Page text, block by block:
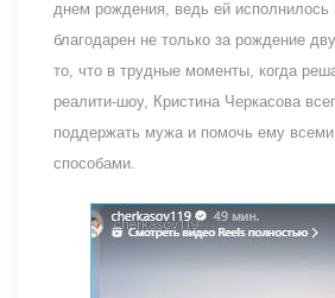
днем рождения, ведь ей исполнилось
благодарен не только за рождение
то, что в трудные моменты, когда
реалити-шоу, Кристина Черкасова
поддержать мужа и помочь ему
способами.